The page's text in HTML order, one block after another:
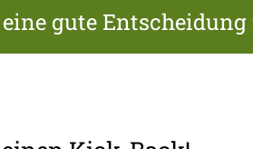
gute